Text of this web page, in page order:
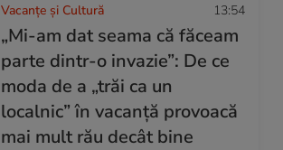
Vacanțe și Cultură 13:54
„Mi-am dat seama că făceam
parte dintr-o invazie”: De ce
moda de a „trăi ca un
localnic” în vacanță provoacă
mai mult rău decât bine